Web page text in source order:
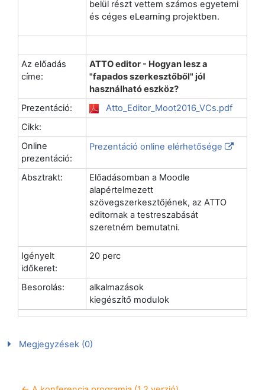
belül részt vettem számos egyetemi
és céges eLearning projektben.
Az előadás
címe:
ATTO editor - Hogyan lesz a
"fapados szerkesztőből" jól
használható eszköz?
Prezentáció:
Atto_Editor_Moot2016_VCs.pdf
Cikk:
Online
prezentáció:
Prezentáció online elérhetősége
Absztrakt:
Előadásomban a Moodle
alapértelmezett
szövegszerkesztőjének, az ATTO
editornak a testreszabását
szeretném bemutatni.
Igényelt
időkeret:
20 perc
Besorolás:
alkalmazások
kiegészítő modulok
Megjegyzések (0)